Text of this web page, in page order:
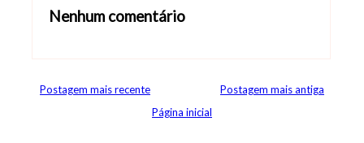
Nenhum comentário
Postagem mais recente
Postagem mais antiga
Página inicial